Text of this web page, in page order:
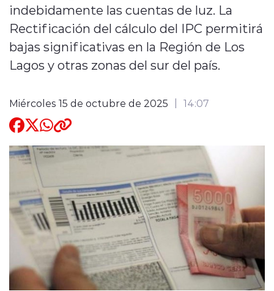
indebidamente las cuentas de luz. La
Rectificación del cálculo del IPC permitirá
bajas significativas en la Región de Los
Lagos y otras zonas del sur del país.
Miércoles 15 de octubre de 2025 14:07